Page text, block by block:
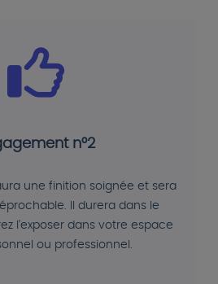
n°2
une finition soignée et sera
Il durera dans le
l'exposer dans votre espace
ou professionnel.